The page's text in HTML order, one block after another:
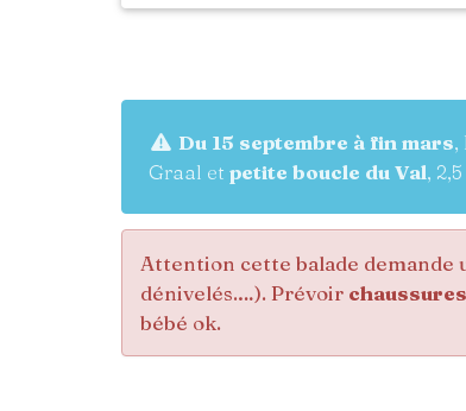
Du 15 septembre à fin mars,
Graal et petite boucle du Val,
Attention cette balade demande
dénivelés.…). Prévoir
bébé ok.